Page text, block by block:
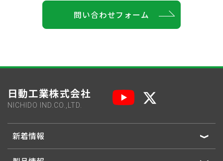
問い合わせフォーム
日動工業株式会社
NICHIDO IND.CO.,LTD.
新着情報